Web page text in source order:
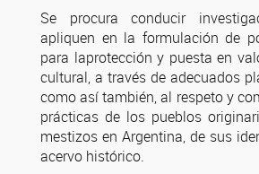
Se procura conducir
apliquen en la formulación de
para laprotección y puesta en
cultural, a través de adecuados
como así también, al respeto y
prácticas de los pueblos
mestizos en Argentina, de sus
acervo histórico.